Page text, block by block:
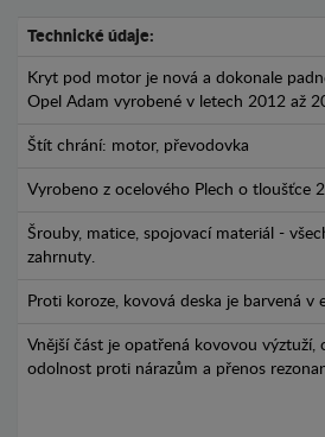
Technické údaje:
Kryt pod motor je nová a dokonale
Opel Adam vyrobené v letech 2012 až
Štít chrání: motor, převodovka
Vyrobeno z ocelového Plech o tloušťce
Šrouby, matice, spojovací materiál -
zahrnuty.
Proti koroze, kovová deska je barvená v
Vnější část je opatřená kovovou výztuží,
odolnost proti nárazům a přenos